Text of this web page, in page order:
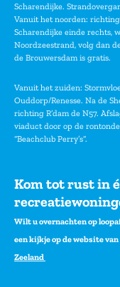
Scharendijke.
Vanuit het noorden:
Scharendijke einde rechts,
Noordzeestrand, volg dan
de Brouwersdam is gratis.
Vanuit het zuiden:
Ouddorp/Renesse. Na de
richting R’dam de N57.
viaduct door op de
“Beachclub Perry’s”.
Kom tot rust in
Wilt u overnachten op
een kijkje op de website van
Zeeland